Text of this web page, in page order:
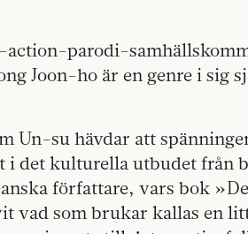
action-parodi-
Joon-ho är en genre i sig
Un-su hävdar att
i det kulturella utbudet från
författare, vars bok
vad som brukar kallas en